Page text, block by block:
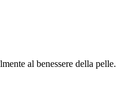
al benessere della pelle.